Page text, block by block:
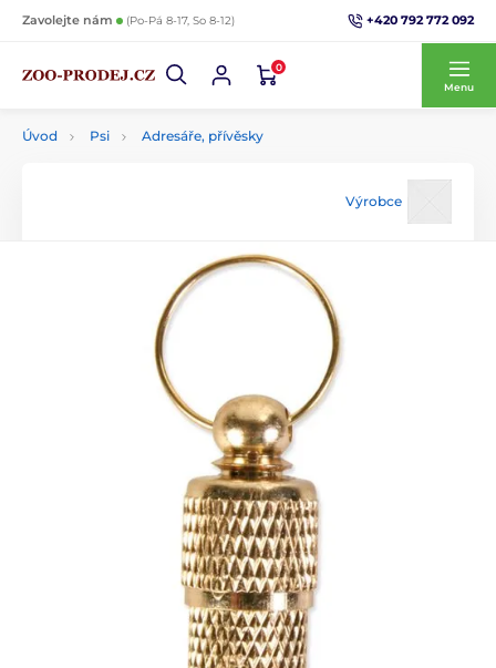
Zavolejte nám (Po-Pá 8-17, So 8-12) +420 792 772 092
0
Menu
Úvod Psi Adresáře, přívěsky
Výrobce